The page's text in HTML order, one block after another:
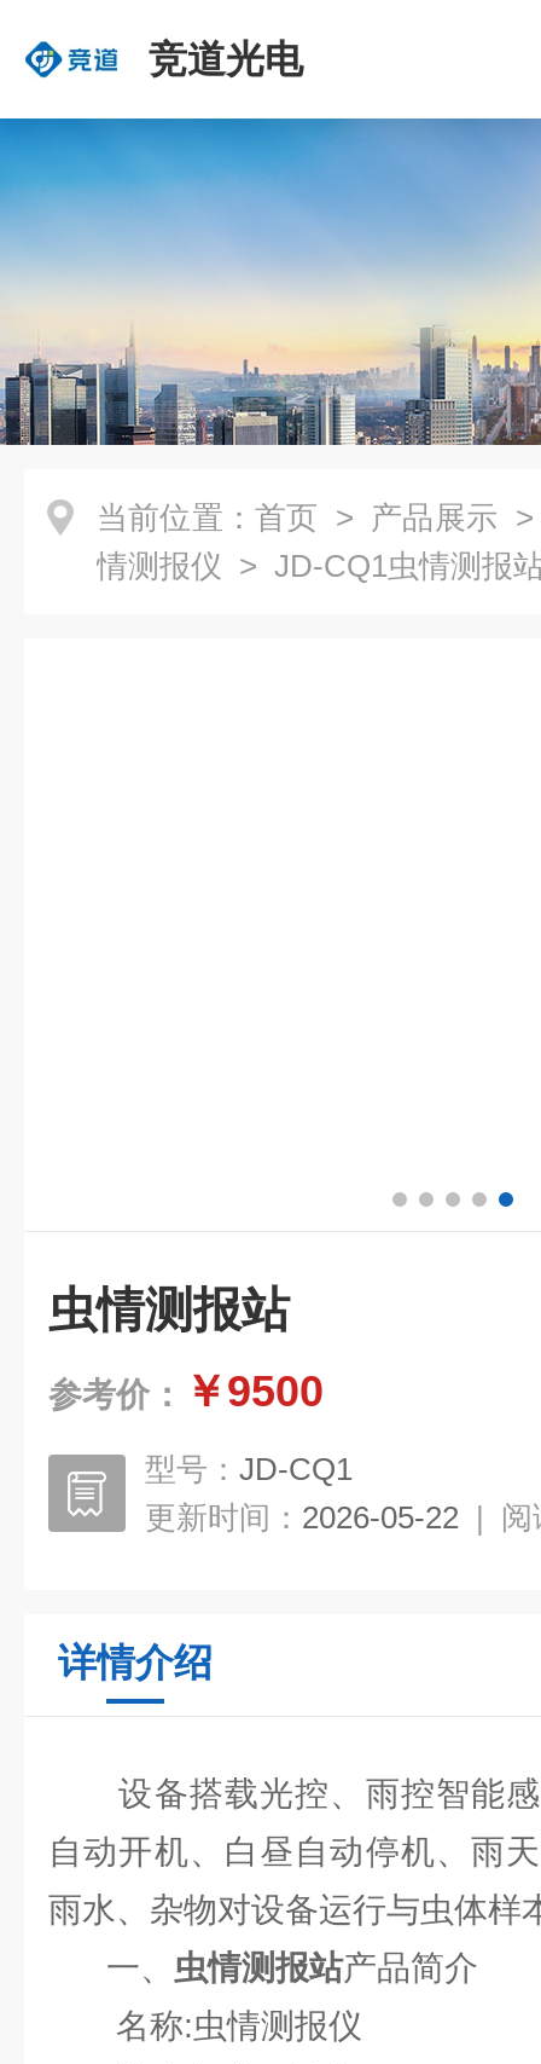
竞道光电
当前位置： 首页 > 产品展示
情测报仪 > JD-CQ1虫情测报
虫情测报站
参考价： ￥9500
型号： JD-CQ1
更新时间： 2026-05-22 | 阅
详情介绍
设备搭载光控、雨控智能感
自动开机、白昼自动停机、雨
雨水、杂物对设备运行与虫体样
一、 虫情测报站产品简介
名称:虫情测报仪